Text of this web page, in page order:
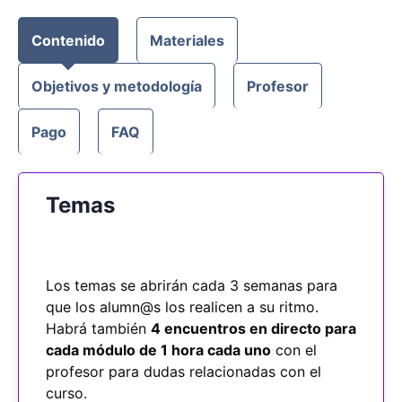
Contenido Materiales
Objetivos y metodología Profesor
Pago FAQ
Temas
Los temas se abrirán cada 3 semanas para
que los alumn@s los realicen a su ritmo.
Habrá también 4 encuentros en directo para
cada módulo de 1 hora cada uno con el
profesor para dudas relacionadas con el
curso.